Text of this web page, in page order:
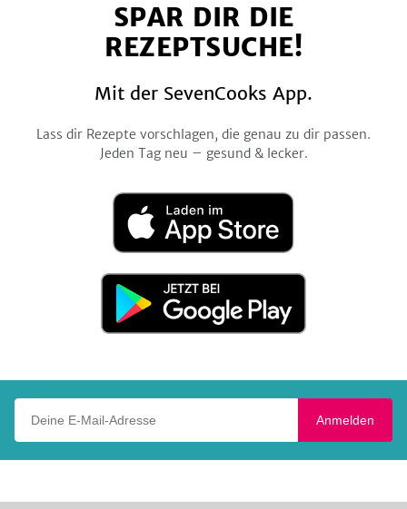
FacebookTwitterPinterestInstagramYouTube
SPAR DIR DIE
REZEPTSUCHE!
Mit der SevenCooks App.
Lass dir Rezepte vorschlagen, die genau zu dir passen.
Jeden Tag neu – gesund & lecker.
Laden
im
App
Jetzt
Google
Anmelden